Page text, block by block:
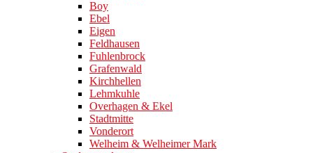
Boy
Ebel
Eigen
Feldhausen
Fuhlenbrock
Grafenwald
Kirchhellen
Lehmkuhle
Overhagen & Ekel
Stadtmitte
Vonderort
Welheim & Welheimer Mark